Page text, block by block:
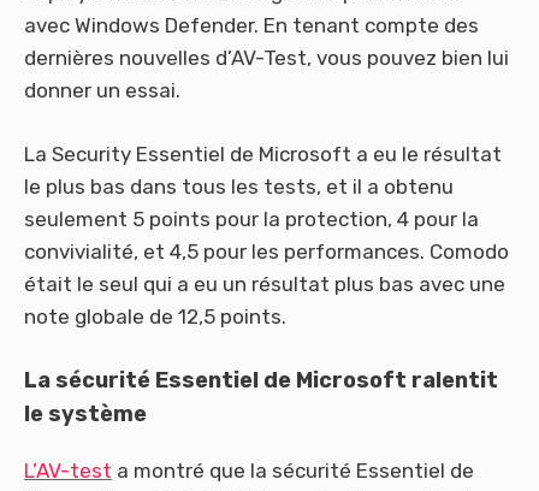
avec Windows Defender. En tenant compte des
dernières nouvelles d’AV-Test, vous pouvez bien lui
donner un essai.
La Security Essentiel de Microsoft a eu le résultat
le plus bas dans tous les tests, et il a obtenu
seulement 5 points pour la protection, 4 pour la
convivialité, et 4,5 pour les performances. Comodo
était le seul qui a eu un résultat plus bas avec une
note globale de 12,5 points.
La sécurité Essentiel de Microsoft ralentit
le système
L’AV-test a montré que la sécurité Essentiel de